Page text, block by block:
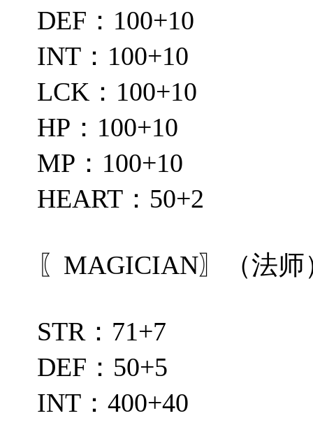
DEF：100+10
INT：100+10
LCK：100+10
HP：100+10
MP：100+10
HEART：50+2
〖MAGICIAN〗（法师
STR：71+7
DEF：50+5
INT：400+40